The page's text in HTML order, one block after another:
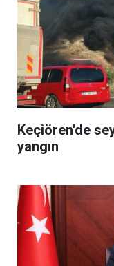
Keçiören'de
yangın